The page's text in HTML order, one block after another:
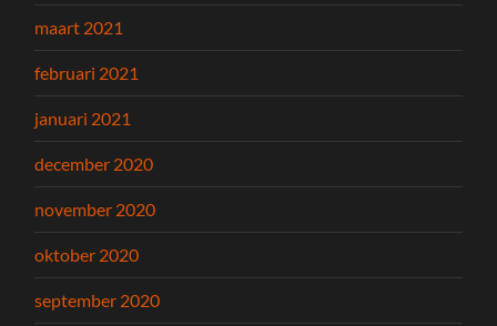
maart 2021
februari 2021
januari 2021
december 2020
november 2020
oktober 2020
september 2020